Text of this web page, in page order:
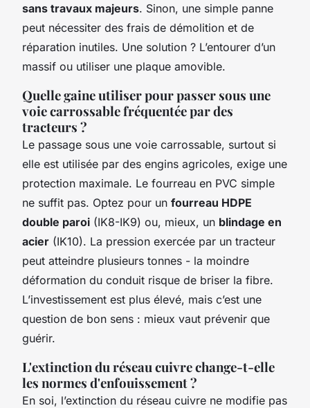
sans travaux majeurs. Sinon, une simple panne
peut nécessiter des frais de démolition et de
réparation inutiles. Une solution ? L’entourer d’un
massif ou utiliser une plaque amovible.
Quelle gaine utiliser pour passer sous une
voie carrossable fréquentée par des
tracteurs ?
Le passage sous une voie carrossable, surtout si
elle est utilisée par des engins agricoles, exige une
protection maximale. Le fourreau en PVC simple
ne suffit pas. Optez pour un fourreau HDPE
double paroi (IK8-IK9) ou, mieux, un blindage en
acier (IK10). La pression exercée par un tracteur
peut atteindre plusieurs tonnes - la moindre
déformation du conduit risque de briser la fibre.
L’investissement est plus élevé, mais c’est une
question de bon sens : mieux vaut prévenir que
guérir.
L'extinction du réseau cuivre change-t-elle
les normes d'enfouissement ?
En soi, l’extinction du réseau cuivre ne modifie pas